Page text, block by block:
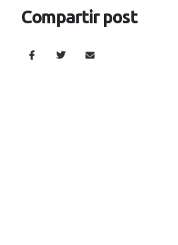
Compartir post